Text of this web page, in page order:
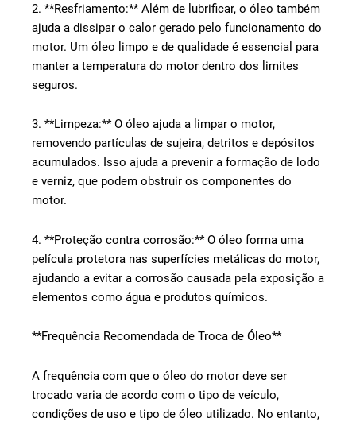
2. **Resfriamento:** Além de lubrificar, o óleo também
ajuda a dissipar o calor gerado pelo funcionamento do
motor. Um óleo limpo e de qualidade é essencial para
manter a temperatura do motor dentro dos limites
seguros.
3. **Limpeza:** O óleo ajuda a limpar o motor,
removendo partículas de sujeira, detritos e depósitos
acumulados. Isso ajuda a prevenir a formação de lodo
e verniz, que podem obstruir os componentes do
motor.
4. **Proteção contra corrosão:** O óleo forma uma
película protetora nas superfícies metálicas do motor,
ajudando a evitar a corrosão causada pela exposição a
elementos como água e produtos químicos.
**Frequência Recomendada de Troca de Óleo**
A frequência com que o óleo do motor deve ser
trocado varia de acordo com o tipo de veículo,
condições de uso e tipo de óleo utilizado. No entanto,